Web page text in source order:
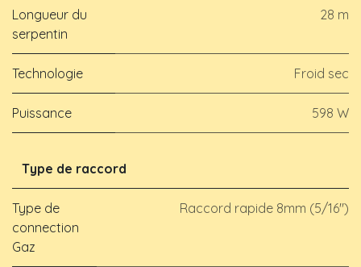
Longueur du
serpentin
28 m
Technologie Froid sec
Puissance 598 W
Type de raccord
Type de
connection
Gaz
Raccord rapide 8mm (5/16")